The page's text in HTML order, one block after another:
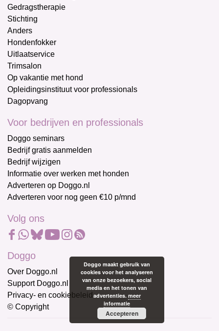
Gedragstherapie
Stichting
Anders
Hondenfokker
Uitlaatservice
Trimsalon
Op vakantie met hond
Opleidingsinstituut voor professionals
Dagopvang
Voor bedrijven en professionals
Doggo seminars
Bedrijf gratis aanmelden
Bedrijf wijzigen
Informatie over werken met honden
Adverteren op Doggo.nl
Adverteren voor nog geen €10 p/mnd
Volg ons
Doggo
Over Doggo.nl
Support Doggo.nl
Privacy- en cookiebeleid
© Copyright
Doggo maakt gebruik van
cookies voor het analyseren
van onze bezoekers, social
media en het tonen van
advertenties. meer
informatie
Accepteren